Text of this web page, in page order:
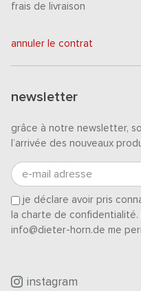
frais de livraison
annuler le contrat
newsletter
grâce à notre newsletter,
l’arrivée des nouveaux
e-mail adresse
je déclare avoir pris
la charte de confidentialité
info@dieter-horn.de me
instagram